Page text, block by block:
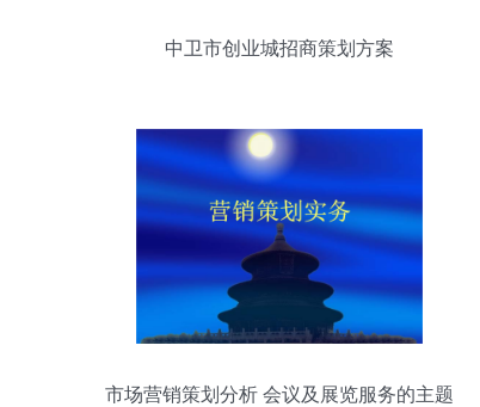
中卫市创业城招商策划方案
市场营销策划分析 会议及展览服务的主题